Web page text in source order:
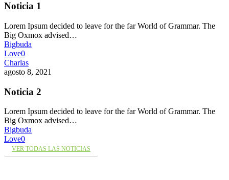
Noticia 1
Lorem Ipsum decided to leave for the far World of Grammar. The
Big Oxmox advised…
Bigbuda
Love0
Charlas
agosto 8, 2021
Noticia 2
Lorem Ipsum decided to leave for the far World of Grammar. The
Big Oxmox advised…
Bigbuda
Love0
VER TODAS LAS NOTICIAS